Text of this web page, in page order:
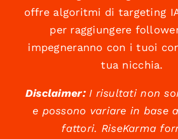
offre algoritmi di targeting
per raggiungere
impegneranno con i tuoi
tua nicchia.
Disclaimer:I risultati non
e possono variare in base
fattori. RiseKarma